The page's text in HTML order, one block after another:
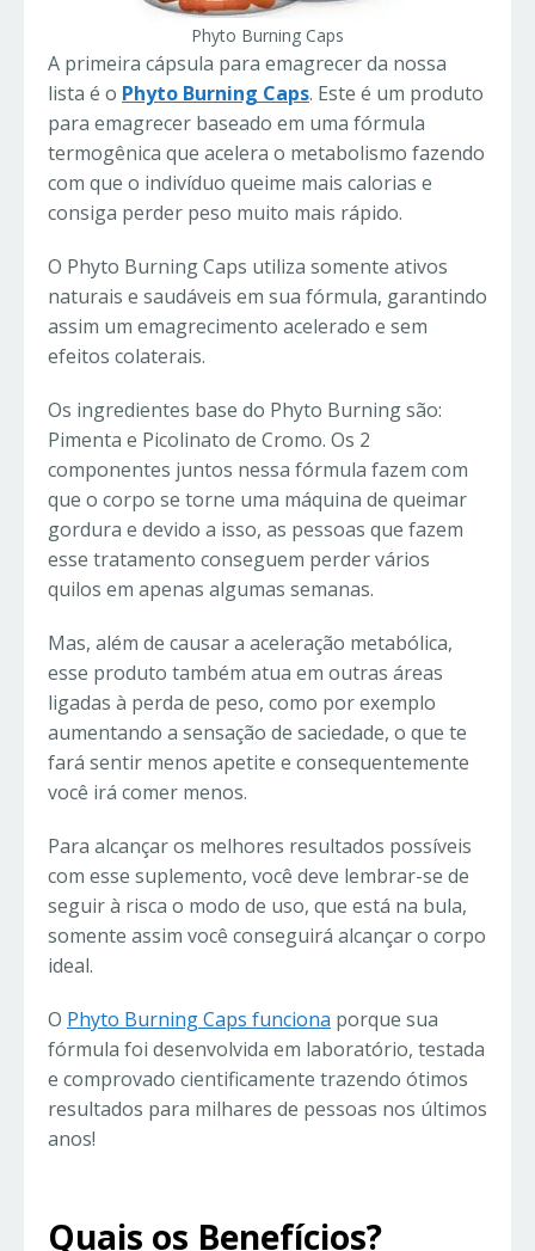
Phyto Burning Caps
A primeira cápsula para emagrecer da nossa
lista é o Phyto Burning Caps. Este é um produto
para emagrecer baseado em uma fórmula
termogênica que acelera o metabolismo fazendo
com que o indivíduo queime mais calorias e
consiga perder peso muito mais rápido.
O Phyto Burning Caps utiliza somente ativos
naturais e saudáveis em sua fórmula, garantindo
assim um emagrecimento acelerado e sem
efeitos colaterais.
Os ingredientes base do Phyto Burning são:
Pimenta e Picolinato de Cromo. Os 2
componentes juntos nessa fórmula fazem com
que o corpo se torne uma máquina de queimar
gordura e devido a isso, as pessoas que fazem
esse tratamento conseguem perder vários
quilos em apenas algumas semanas.
Mas, além de causar a aceleração metabólica,
esse produto também atua em outras áreas
ligadas à perda de peso, como por exemplo
aumentando a sensação de saciedade, o que te
fará sentir menos apetite e consequentemente
você irá comer menos.
Para alcançar os melhores resultados possíveis
com esse suplemento, você deve lembrar-se de
seguir à risca o modo de uso, que está na bula,
somente assim você conseguirá alcançar o corpo
ideal.
O Phyto Burning Caps funciona porque sua
fórmula foi desenvolvida em laboratório, testada
e comprovado cientificamente trazendo ótimos
resultados para milhares de pessoas nos últimos
anos!
Quais os Benefícios?